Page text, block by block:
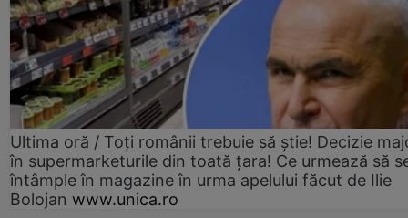
Ultima oră / Toți românii trebuie să știe! Decizie
în supermarketurile din toată țara! Ce urmează să
întâmple în magazine în urma apelului făcut de Ilie
Bolojan www.unica.ro